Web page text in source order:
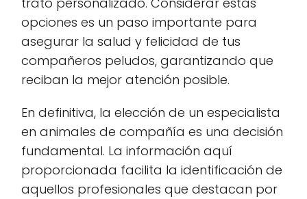
opciones es un paso importante para
asegurar la salud y felicidad de tus
compañeros peludos, garantizando que
reciban la mejor atención posible.
En definitiva, la elección de un especialista
en animales de compañía es una decisión
fundamental. La información aquí
proporcionada facilita la identificación de
aquellos profesionales que destacan por